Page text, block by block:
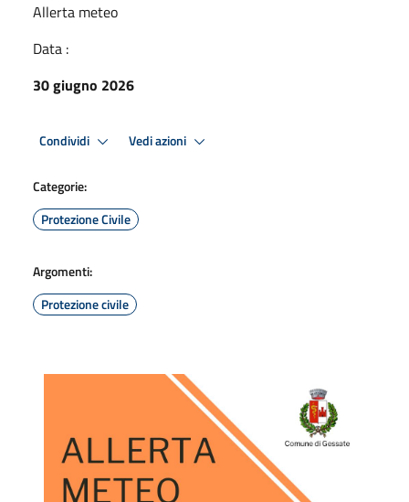
Allerta meteo
Data :
30 giugno 2026
Condividi Vedi azioni
Categorie:
Protezione Civile
Argomenti:
Protezione civile